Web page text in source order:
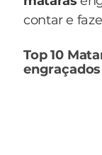
contar e
Top 10
engraçados